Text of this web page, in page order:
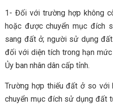
1- Đối với trường hợp không
hoặc được chuyển mục đích
sang đất ở; người sử dụng
đối với diện tích trong hạn
Ủy ban nhân dân cấp tỉnh.
Trường hợp thiếu đất ở so
chuyển mục đích sử dụng đất